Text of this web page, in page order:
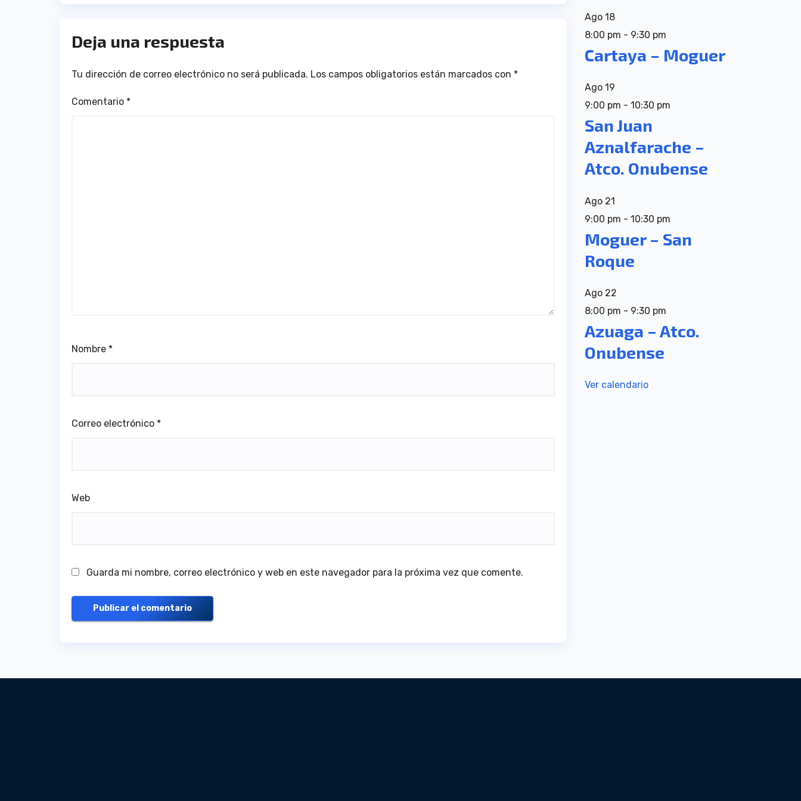
Deja una respuesta
Tu dirección de correo electrónico no será publicada. Los campos obligatorios están marcados con *
Comentario *
Nombre *
Correo electrónico *
Web
Guarda mi nombre, correo electrónico y web en este navegador para la próxima vez que comente.
Ago 18
8:00 pm - 9:30 pm
Cartaya – Moguer
Ago 19
9:00 pm - 10:30 pm
San Juan
Aznalfarache –
Atco. Onubense
Ago 21
9:00 pm - 10:30 pm
Moguer – San
Roque
Ago 22
8:00 pm - 9:30 pm
Azuaga – Atco.
Onubense
Ver calendario